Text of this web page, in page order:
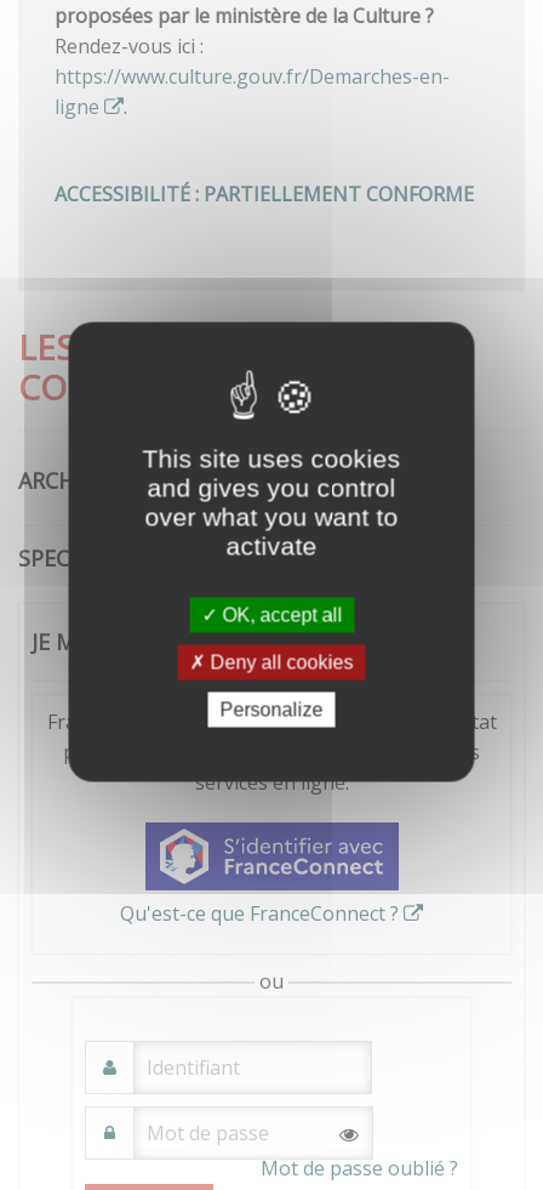
This site uses cookies
and gives you control
over what you want to
activate
OK, accept all
Deny all cookies
Personalize
proposées par le ministère de la Culture ?
Rendez-vous ici :
https://www.culture.gouv.fr/Demarches-en-
ligne
.
ACCESSIBILITÉ : PARTIELLEMENT CONFORME
LES DÉMARCHES LES PLUS
CONSULTÉES
ARCHITECTURE
SPECTACLE VIVANT
JE ME CONNECTE
FranceConnect est la solution proposée par l'Etat
pour sécuriser et simplifier la connexion à vos
services en ligne.
Qu'est-ce que FranceConnect ?
ou
Mot de passe oublié ?